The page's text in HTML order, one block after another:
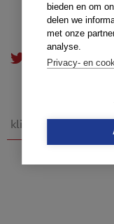
bieden en om
delen we
met onze
analyse.
Privacy- en